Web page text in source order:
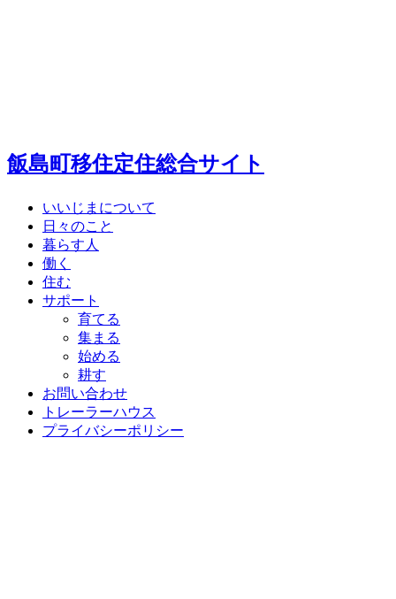
飯島町移住定住総合サイト
いいじまについて
日々のこと
暮らす人
働く
住む
サポート
育てる
集まる
始める
耕す
お問い合わせ
トレーラーハウス
プライバシーポリシー